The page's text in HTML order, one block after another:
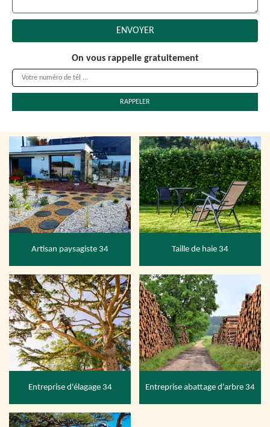
On vous rappelle gratuitement
Artisan paysagiste 34 Taille de haie 34
Entreprise d'élagage 34 Entreprise abattage d'arbre 34